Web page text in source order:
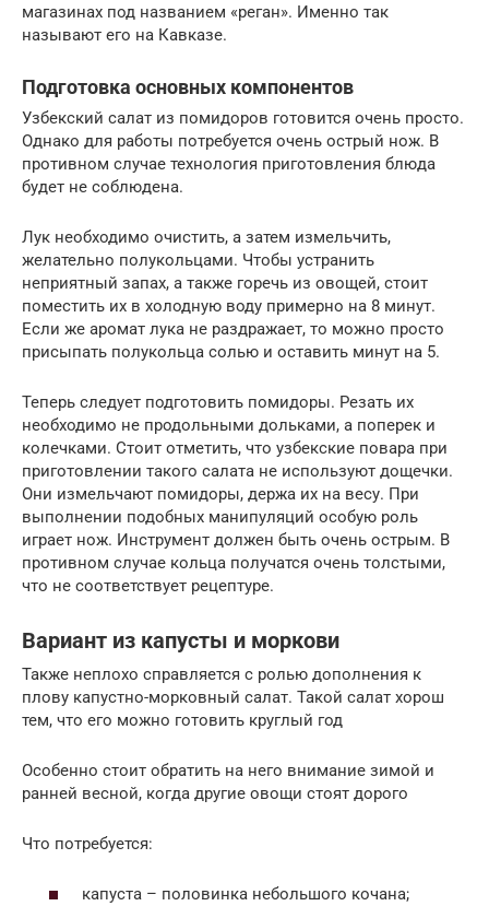
магазинах под названием «реган». Именно так
называют его на Кавказе.
Подготовка основных компонентов
Узбекский салат из помидоров готовится очень просто.
Однако для работы потребуется очень острый нож. В
противном случае технология приготовления блюда
будет не соблюдена.
Лук необходимо очистить, а затем измельчить,
желательно полукольцами. Чтобы устранить
неприятный запах, а также горечь из овощей, стоит
поместить их в холодную воду примерно на 8 минут.
Если же аромат лука не раздражает, то можно просто
присыпать полукольца солью и оставить минут на 5.
Теперь следует подготовить помидоры. Резать их
необходимо не продольными дольками, а поперек и
колечками. Стоит отметить, что узбекские повара при
приготовлении такого салата не используют дощечки.
Они измельчают помидоры, держа их на весу. При
выполнении подобных манипуляций особую роль
играет нож. Инструмент должен быть очень острым. В
противном случае кольца получатся очень толстыми,
что не соответствует рецептуре.
Вариант из капусты и моркови
Также неплохо справляется с ролью дополнения к
плову капустно-морковный салат. Такой салат хорош
тем, что его можно готовить круглый год
Особенно стоит обратить на него внимание зимой и
ранней весной, когда другие овощи стоят дорого
Что потребуется:
капуста – половинка небольшого кочана;